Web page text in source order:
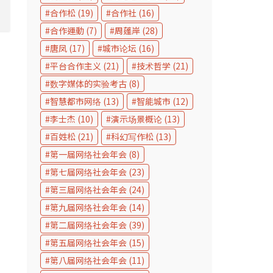
合作松 (19) 合作社 (16)
合作運動 (7) 周蓬岸 (28)
唐凤 (17) 城市论坛 (16)
平台合作主义 (21) 技术哲学 (21)
数字媒体的实验考古 (8)
智慧都市网络 (13) 智能城市 (12)
李士杰 (10) 演示场景概论 (13)
百姓松 (21) 科幻写作松 (13)
第一届网络社会年会 (8)
第七届网络社会年会 (23)
第三届网络社会年会 (24)
第九届网络社会年会 (14)
第二届网络社会年会 (39)
第五届网络社会年会 (15)
第八届网络社会年会 (11)